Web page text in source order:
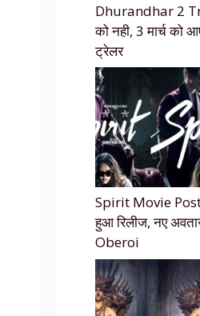
Dhurandhar 2
को नही, 3 मार्च को
ट्रेलर
Spirit Movie
हुआ रिलीज, नए
Oberoi